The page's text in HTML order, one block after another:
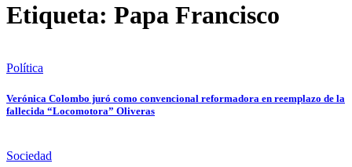
Etiqueta: Papa Francisco
Política
Verónica Colombo juró como convencional reformadora en reemplazo de la
fallecida “Locomotora” Oliveras
Sociedad